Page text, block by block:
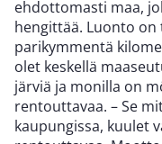
ehdottomasti maa,
hengittää. Luonto on
parikymmentä
olet keskellä
järviä ja monilla on
rentouttavaa. – Se
kaupungissa, kuulet